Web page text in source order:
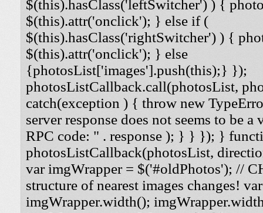
$(this).hasClass('leftSwitcher') ) {
$(this).attr('onclick'); } else if (
$(this).hasClass('rightSwitcher') ) {
$(this).attr('onclick'); } else
{photosList['images'].push(this);} });
photosListCallback.call(photosList,
catch(exception ) { throw new
server response does not seems to be
RPC code: " . response ); } } }); }
photosListCallback(photosList,
var imgWrapper = $('#oldPhotos'); //
structure of nearest images changes!
imgWrapper.width();